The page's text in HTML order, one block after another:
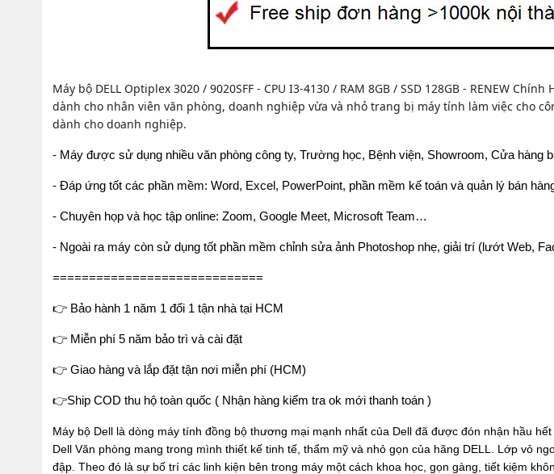
Máy bộ DELL Optiplex 3020 / 9020SFF - CPU I3-4130 / RAM 8GB / SSD 128GB - RENEW
dành cho nhân viên văn phòng, doanh nghiệp vừa và nhỏ trang bị máy tính làm việc cho
dành cho doanh nghiệp.
- Máy được sử dụng nhiều văn phòng công ty, Trường học, Bệnh viện, Showroom, Cửa hàng
- Đáp ứng tốt các phần mềm: Word, Excel, PowerPoint, phần mềm kế toán và quản lý bán
- Chuyên họp và học tập online: Zoom, Google Meet, Microsoft Team…
- Ngoài ra máy còn sử dụng tốt phần mềm chỉnh sửa ảnh Photoshop nhẹ, giải trí (lướt Web,
=============================
👉 Bảo hành 1 năm 1 đổi 1 tận nhà tại HCM
👉 Miễn phí 5 năm bảo trì và cài đặt
👉 Giao hàng và lắp đặt tận nơi miễn phí (HCM)
👉Ship COD thu hộ toàn quốc ( Nhận hàng kiểm tra ok mới thanh toán )
Máy bộ Dell là dòng máy tính đồng bộ thương mại mạnh nhất của Dell đã được đón nhận hầu
Dell Văn phòng mang trong mình thiết kế tinh tế, thẩm mỹ và nhỏ gọn của hãng DELL. Lớp vỏ
đập. Theo đó là sự bố trí các linh kiện bên trong máy một cách khoa học, gọn gàng, tiết kiệm